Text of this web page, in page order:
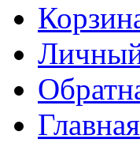
Главная